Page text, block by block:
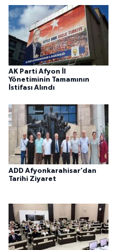
AK Parti Afyon İl
Yönetiminin Tamamının
İstifası Alındı
ADD Afyonkarahisar’dan
Tarihi Ziyaret